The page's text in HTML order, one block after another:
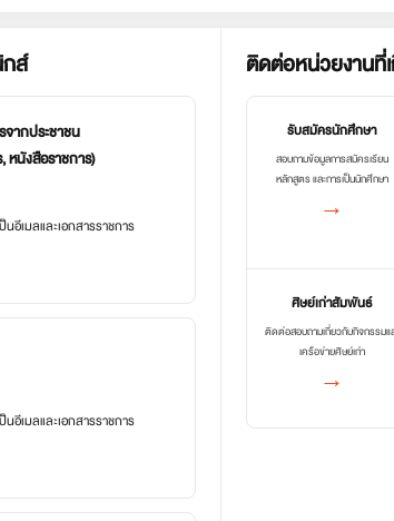
ส์
จากประชาชน
หนังสือราชการ)
อีเมลและเอกสารราชการ
อีเมลและเอกสารราชการ
ติดต่อหน่วยงานที่
รับสมัครนักศึกษา
สอบถามข้อมูลการสมัครเรียน
หลักสูตร และการเป็นนักศึกษา
→
ศิษย์เก่าสัมพันธ์
ติดต่อสอบถามเกี่ยวกับกิจกรรมแ
เครือข่ายศิษย์เก่า
→